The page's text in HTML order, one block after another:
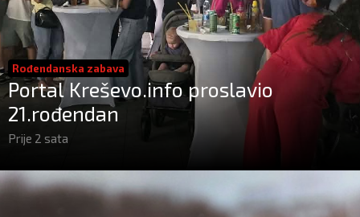
Rođendanska zabava
Portal Kreševo.info proslavio
21.rođendan
Prije 2 sata